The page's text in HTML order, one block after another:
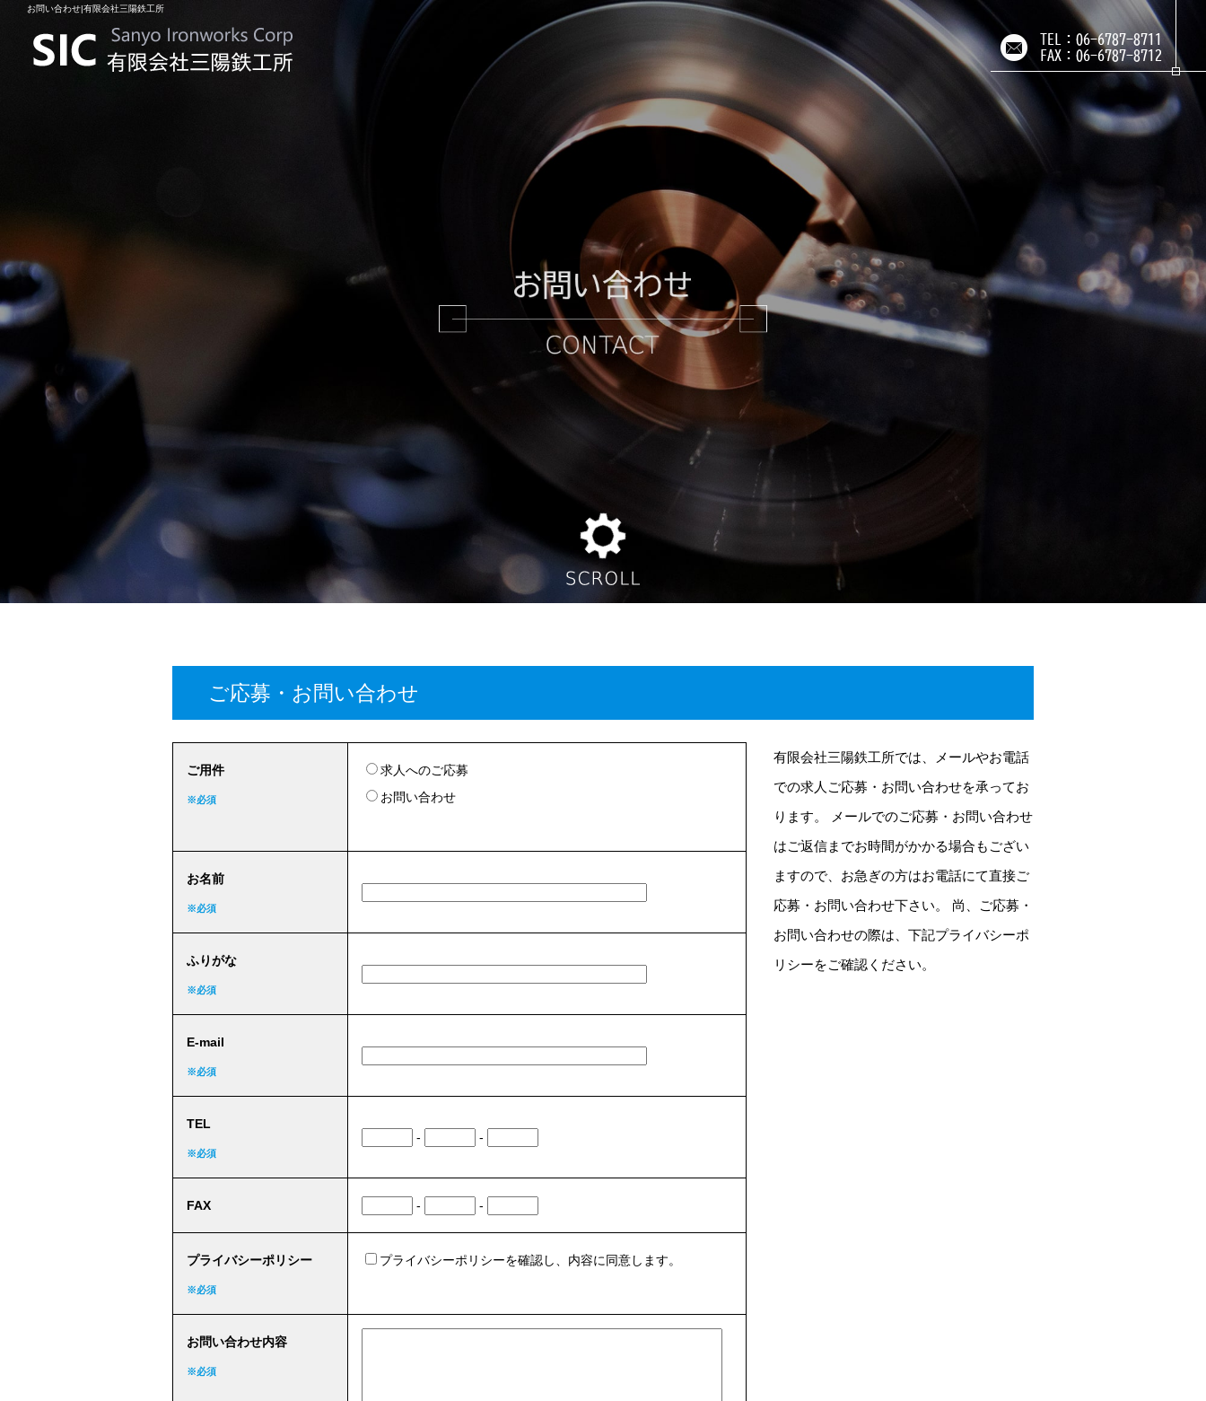
お問い合わせ|有限会社三陽鉄工所
ご応募・お問い合わせ
有限会社三陽鉄工所では、メールやお電話
での求人ご応募・お問い合わせを承ってお
ります。 メールでのご応募・お問い合わせ
はご返信までお時間がかかる場合もござい
ますので、お急ぎの方はお電話にて直接ご
応募・お問い合わせ下さい。 尚、ご応募・
お問い合わせの際は、下記プライバシーポ
リシーをご確認ください。
ご用件
※必須
求人へのご応募
お問い合わせ
お名前
※必須
ふりがな
※必須
E-mail
※必須
TEL
※必須
- -
FAX - -
プライバシーポリシー
※必須
プライバシーポリシーを確認し、内容に同意します。
お問い合わせ内容
※必須